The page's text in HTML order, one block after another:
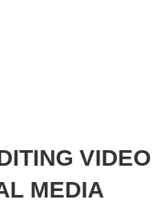
VIDEO
MEDIA